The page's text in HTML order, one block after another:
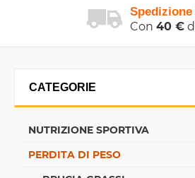
Con 40 €
CATEGORIE
NUTRIZIONE SPORTIVA
PERDITA DI PESO